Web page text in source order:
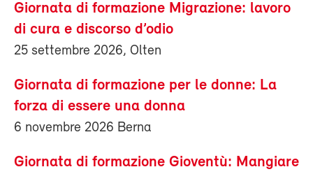
Giornata di formazione Migrazione: lavoro
di cura e discorso d’odio
25 settembre 2026, Olten
Giornata di formazione per le donne: La
forza di essere una donna
6 novembre 2026 Berna
Giornata di formazione Gioventù: Mangiare